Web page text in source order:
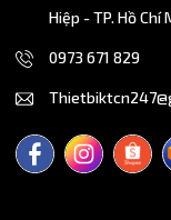
hãng, chất
chuyên cung
cút nối nhanh
phẩm với hầu
Hiệp - TP. Hồ Chí
0973 671 829